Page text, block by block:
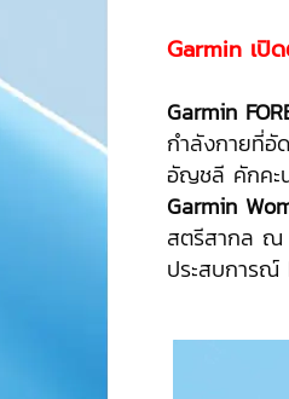
Garmin เปิ
Garmin
กำลังกายที่อั
อัญชลี คักคะ
Garmin
สตรีสากล ณ
ประสบการณ์